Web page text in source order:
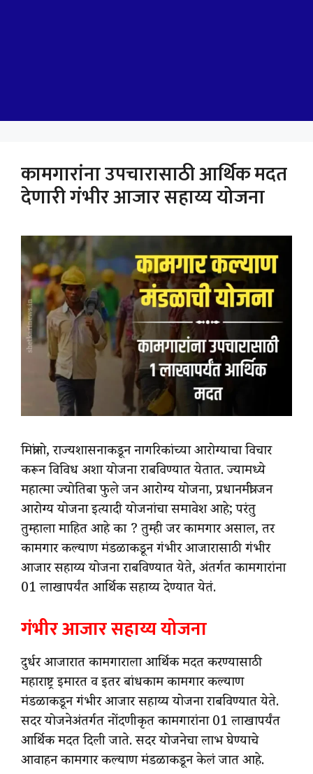
कामगारांना उपचारासाठी आर्थिक मदत
देणारी गंभीर आजार सहाय्य योजना
मित्रांनो, राज्यशासनाकडून नागरिकांच्या आरोग्याचा विचार
करून विविध अशा योजना राबविण्यात येतात. ज्यामध्ये
महात्मा ज्योतिबा फुले जन आरोग्य योजना, प्रधानमंत्री जन
आरोग्य योजना इत्यादी योजनांचा समावेश आहे; परंतु
तुम्हाला माहित आहे का ? तुम्ही जर कामगार असाल, तर
कामगार कल्याण मंडळाकडून गंभीर आजारासाठी गंभीर
आजार सहाय्य योजना राबविण्यात येते, अंतर्गत कामगारांना
01 लाखापर्यंत आर्थिक सहाय्य देण्यात येतं.
गंभीर आजार सहाय्य योजना
दुर्धर आजारात कामगाराला आर्थिक मदत करण्यासाठी
महाराष्ट्र इमारत व इतर बांधकाम कामगार कल्याण
मंडळाकडून गंभीर आजार सहाय्य योजना राबविण्यात येते.
सदर योजनेअंतर्गत नोंदणीकृत कामगारांना 01 लाखापर्यंत
आर्थिक मदत दिली जाते. सदर योजनेचा लाभ घेण्याचे
आवाहन कामगार कल्याण मंडळाकडून केलं जात आहे.